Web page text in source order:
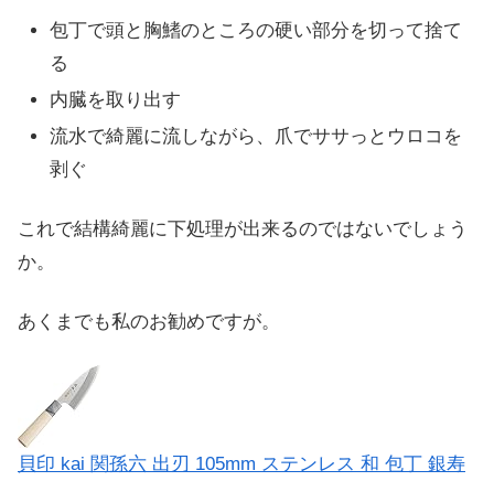
包丁で頭と胸鰭のところの硬い部分を切って捨て
る
内臓を取り出す
流水で綺麗に流しながら、爪でササっとウロコを
剥ぐ
これで結構綺麗に下処理が出来るのではないでしょう
か。
あくまでも私のお勧めですが。
貝印 kai 関孫六 出刃 105mm ステンレス 和 包丁 銀寿